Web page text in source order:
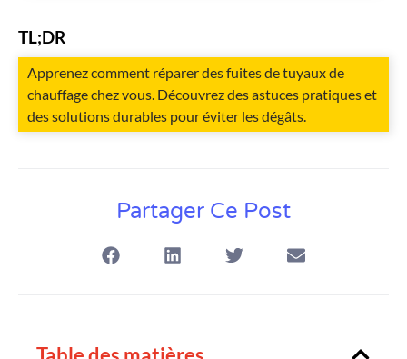
TL;DR
Apprenez comment réparer des fuites de tuyaux de
chauffage chez vous. Découvrez des astuces pratiques et
des solutions durables pour éviter les dégâts.
Partager Ce Post